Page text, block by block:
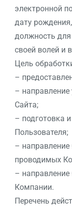
электронной
дату
должность
своей волей и
Цель
–
–
Сайта;
– подготовка
Пользователя;
–
проводимых
–
Компании.
Перечень